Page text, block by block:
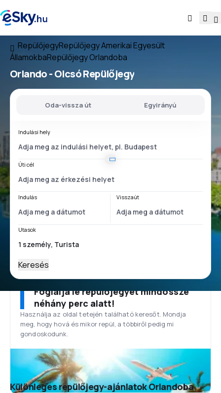
RepülőjegyRepülőjegy Amerikai Egyesült
ÁllamokbaRepülőjegy Orlandoba
Orlando - Olcsó Repülőjegy
Oda-vissza út Egyirányú
Indulási hely
Úti cél
Indulás Visszaút
Utasok
Keresés
Foglalja le repülőjegyét mindössze
néhány perc alatt!
Használja az oldal tetején található keresőt. Mondja
meg, hogy hová és mikor repül, a többiről pedig mi
gondoskodunk.
Különleges repülőjegy-ajánlatok Orlandoba